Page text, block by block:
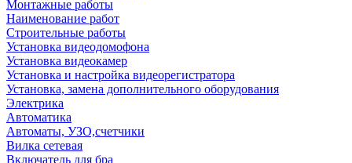
Монтажные работы
Наименование работ
Строительные работы
Установка видеодомофона
Установка видеокамер
Установка и настройка видеорегистратора
Установка, замена дополнительного оборудования
Электрика
Автоматика
Автоматы, УЗО,счетчики
Вилка сетевая
Включатель для бра